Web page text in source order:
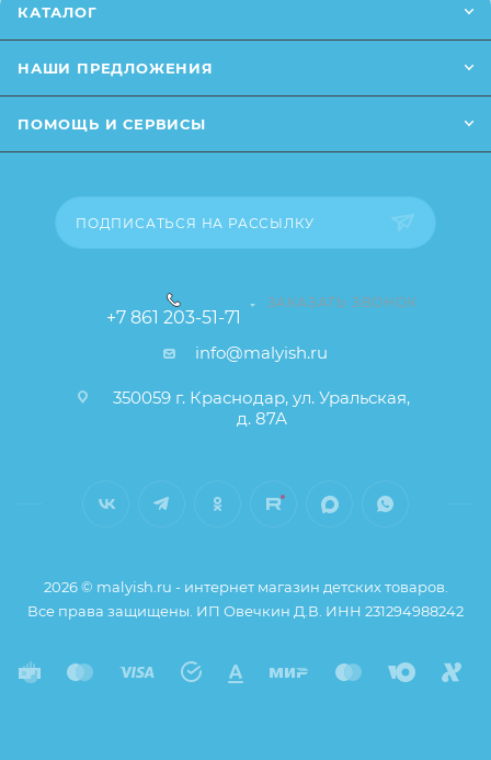
попадание воды в ушки или глаза.
У родителей при этом остаются свободными обе
Характеристики:
- изготовлен из мягкого пористого материала,
безопасного для детей;
размер ее 53 см ? 31 см ? 7 см
- яркая расцветка, оригинальные формы изделий.
КАТАЛОГ
НАШИ ПРЕДЛОЖЕНИЯ
ПОМОЩЬ И СЕРВИСЫ
ПОДПИСАТЬСЯ НА РАССЫЛКУ
+7 861 203-51-71
ЗАКАЗАТЬ ЗВОНОК
info@malyish.ru
350059 г. Краснодар, ул. Уральская,
д. 87А
2026 © malyish.ru - интернет магазин детских товаров.
Все права защищены. ИП Овечкин Д.В. ИНН 231294988242